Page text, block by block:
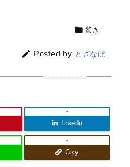
 驚き
 Posted by とざなぼ
LinkedIn
-
Copy
-